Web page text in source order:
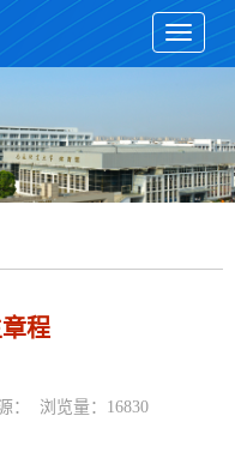
Toggle
程
： 浏览量： 16830